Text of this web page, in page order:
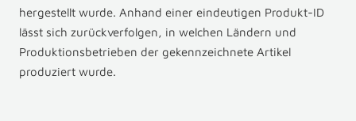
hergestellt wurde. Anhand einer eindeutigen Produkt-ID
lässt sich zurückverfolgen, in welchen Ländern und
Produktionsbetrieben der gekennzeichnete Artikel
produziert wurde.